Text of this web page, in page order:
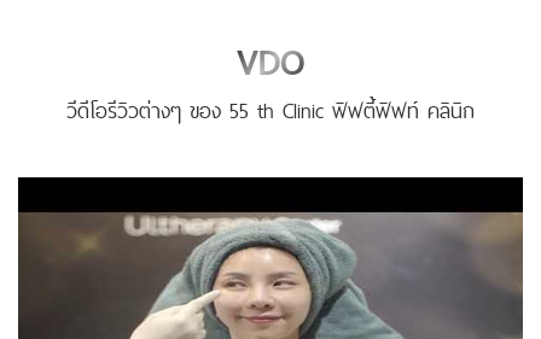
VDO
วีดีโอรีวิวต่างๆ ของ 55 th Clinic ฟิฟตี้ฟิฟท์ คลินิก